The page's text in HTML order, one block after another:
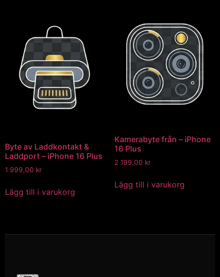
Byte av Laddkontakt &
Laddport – iPhone 16 Plus
1 999,00 kr
Lägg till i varukorg
Kamerabyte från – iPhone
16 Plus
2 199,00 kr
Lägg till i varukorg